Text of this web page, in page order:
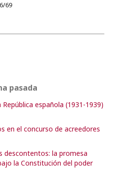
69
pasada
española (1931-1939)
en el concurso de acreedores
descontentos: la promesa
la Constitución del poder